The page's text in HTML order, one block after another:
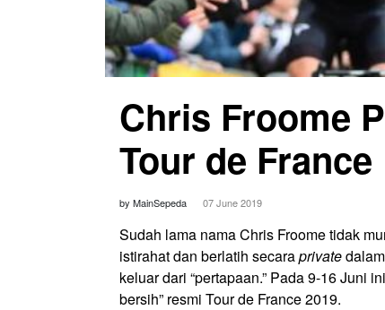
Chris Froome
Tour de France
by MainSepeda 07 June 2019
Sudah lama nama Chris Froome tidak
istirahat dan berlatih secaraprivate
keluar dari “pertapaan.” Pada 9-16 Juni
bersih” resmi Tour de France 2019.